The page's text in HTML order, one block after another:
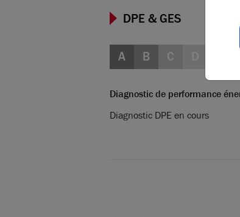
DPE & GES
A B C
Diagnostic de performance
Diagnostic DPE en cours